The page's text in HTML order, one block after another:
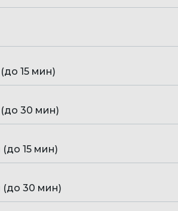
15 мин)
(до 30 мин)
15 мин)
(до 30 мин)